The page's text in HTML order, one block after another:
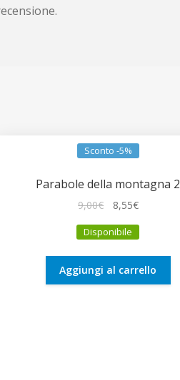
Sconto -5%
Parabole della montagna 2
9,00€
originale
9,00€.
8,55€Il
attuale
8,55€.
Disponibile
Aggiungi al carrello